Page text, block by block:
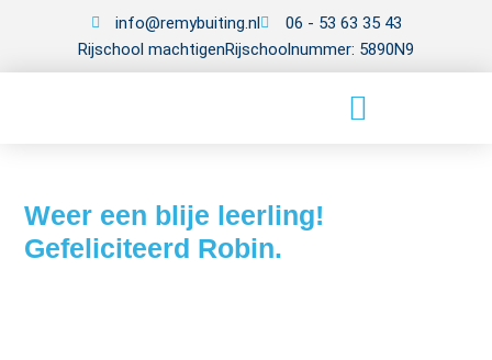
info@remybuiting.nl
06 - 53 63 35 43
Rijschool machtigenRijschoolnummer: 5890N9
Weer een blije leerling!
Gefeliciteerd Robin.